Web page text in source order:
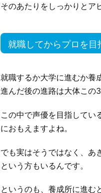
そのあたりをしっかりとア
就職してからプロを目
就職するか大学に進むか養
進んだ後の進路は大体この3
この中で声優を目指してい
におもえますよね。
でも実はそうではなく、あ
という方もいるんです。
というのも、養成所に進む